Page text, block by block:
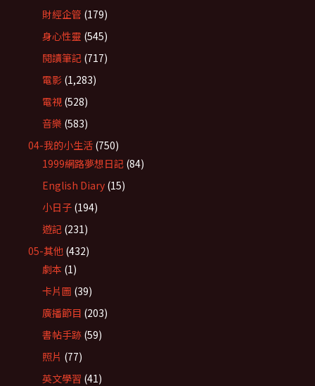
財經企管 (179)
身心性靈 (545)
閱讀筆記 (717)
電影 (1,283)
電視 (528)
音樂 (583)
04-我的小生活 (750)
1999網路夢想日記 (84)
English Diary (15)
小日子 (194)
遊記 (231)
05-其他 (432)
劇本 (1)
卡片圖 (39)
廣播節目 (203)
書帖手跡 (59)
照片 (77)
英文學習 (41)